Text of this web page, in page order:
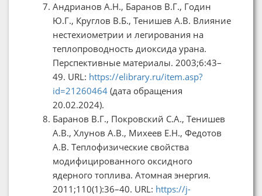
Андрианов А.Н., Баранов В.Г., Годин
Ю.Г., Круглов В.Б., Тенишев А.В. Влияние
нестехиометрии и легирования на
теплопроводность диоксида урана.
Перспективные материалы. 2003;6:43–
49. URL: https://elibrary.ru/item.asp?
id=21260464 (дата обращения
20.02.2024).
Баранов В.Г., Покровский С.А., Тенишев
А.В., Хлунов А.В., Михеев Е.Н., Федотов
А.В. Теплофизические свойства
модифицированного оксидного
ядерного топлива. Атомная энергия.
2011;110(1):36–40. URL: https://j-